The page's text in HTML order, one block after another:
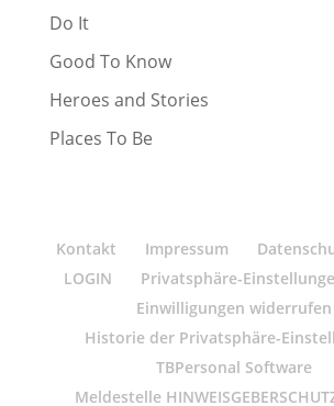
Do It
Good To Know
Heroes and Stories
Places To Be
Kontakt Impressum
LOGIN
Privatsphäre-
Einwilligungen widerrufen
Historie der Privatsphäre-
TBPersonal Software
Meldestelle